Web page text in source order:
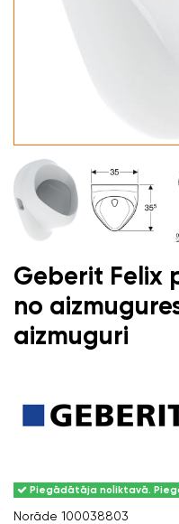
Geberit Felix
no
aizmuguri
Piegādātāja noliktavā.
Norāde 100038803